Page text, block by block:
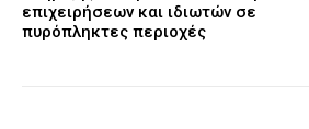
επιχειρήσεων και ιδιωτών σε
πυρόπληκτες περιοχές